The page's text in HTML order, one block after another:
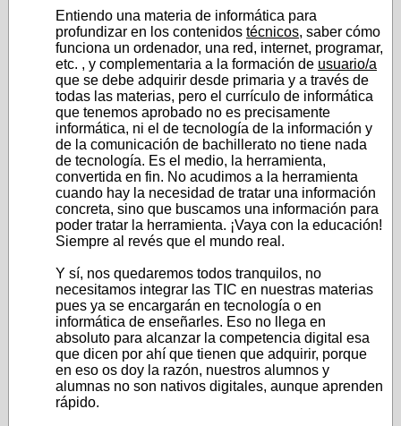
Entiendo una materia de informática para
profundizar en los contenidos técnicos, saber cómo
funciona un ordenador, una red, internet, programar,
etc. , y complementaria a la formación de usuario/a
que se debe adquirir desde primaria y a través de
todas las materias, pero el currículo de informática
que tenemos aprobado no es precisamente
informática, ni el de tecnología de la información y
de la comunicación de bachillerato no tiene nada
de tecnología. Es el medio, la herramienta,
convertida en fin. No acudimos a la herramienta
cuando hay la necesidad de tratar una información
concreta, sino que buscamos una información para
poder tratar la herramienta. ¡Vaya con la educación!
Siempre al revés que el mundo real.
Y sí, nos quedaremos todos tranquilos, no
necesitamos integrar las TIC en nuestras materias
pues ya se encargarán en tecnología o en
informática de enseñarles. Eso no llega en
absoluto para alcanzar la competencia digital esa
que dicen por ahí que tienen que adquirir, porque
en eso os doy la razón, nuestros alumnos y
alumnas no son nativos digitales, aunque aprenden
rápido.